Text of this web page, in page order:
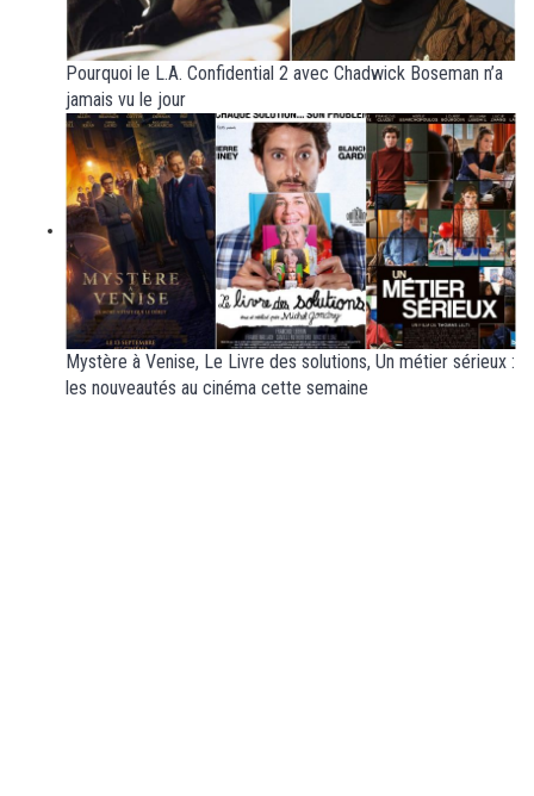
Pourquoi le L.A. Confidential 2 avec Chadwick Boseman n’a
jamais vu le jour
Mystère à Venise, Le Livre des solutions, Un métier sérieux :
les nouveautés au cinéma cette semaine